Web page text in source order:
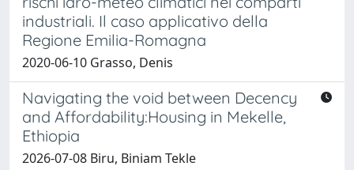
industriali. Il caso applicativo della
Regione Emilia-Romagna
2020-06-10 Grasso, Denis
Navigating the void between Decency
and Affordability:Housing in Mekelle,
Ethiopia
2026-07-08 Biru, Biniam Tekle